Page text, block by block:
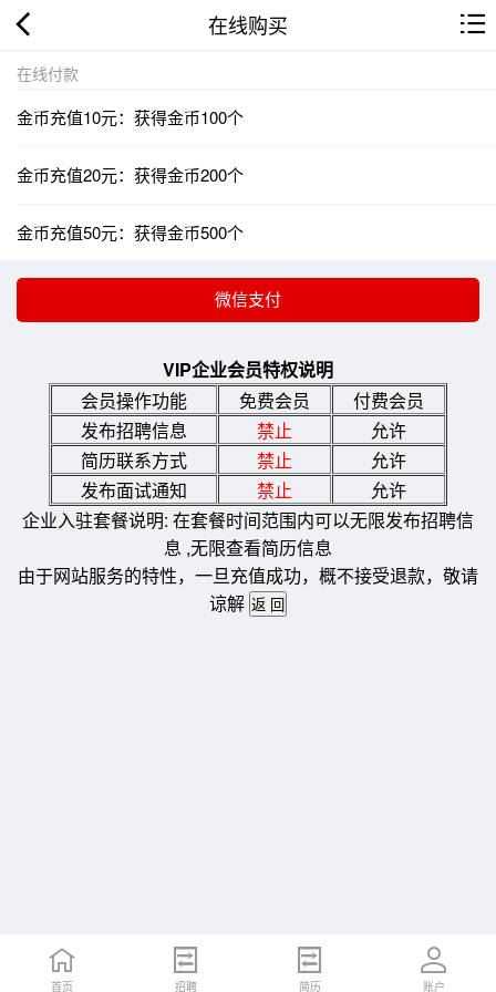
在线购买
在线付款
金币充值10元：获得金币100个
金币充值20元：获得金币200个
金币充值50元：获得金币500个
VIP企业会员特权说明
会员操作功能
免费会员
付费会员
发布招聘信息
禁止
允许
简历联系方式
禁止
允许
发布面试通知
禁止
允许
企业入驻套餐说明: 在套餐时间范围内可以无限发布招聘信
息 ,无限查看简历信息
由于网站服务的特性，一旦充值成功，概不接受退款，敬请
谅解
首页 招聘 简历 账户